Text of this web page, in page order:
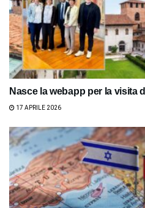
Nasce la webapp per la visita
17 APRILE 2026